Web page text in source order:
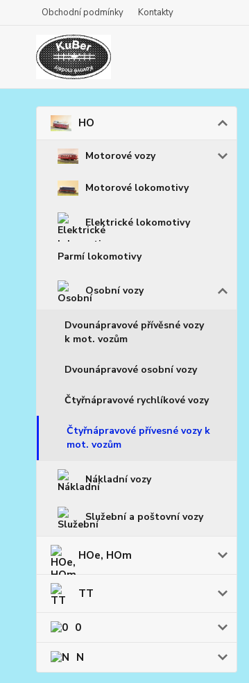
Obchodní podmínky Kontakty
HO
Motorové vozy
Motorové lokomotivy
Elektrické lokomotivy
Parmí lokomotivy
Osobní vozy
Dvounápravové přívěsné vozy
k mot. vozům
Dvounápravové osobní vozy
Čtyřnápravové rychlíkové vozy
Čtyřnápravové přívesné vozy k
mot. vozům
Nákladní vozy
Služební a poštovní vozy
HOe, HOm
TT
0
N